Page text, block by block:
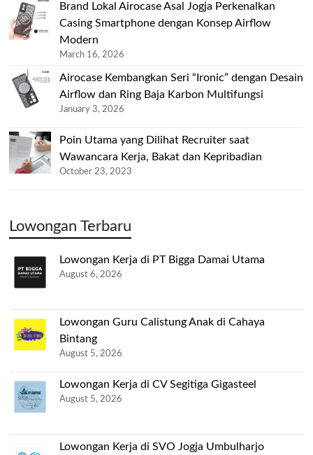
Brand Lokal Airocase Asal Jogja Perkenalkan
Casing Smartphone dengan Konsep Airflow
Modern
March 16, 2026
Airocase Kembangkan Seri “Ironic” dengan Desain
Airflow dan Ring Baja Karbon Multifungsi
January 3, 2026
Poin Utama yang Dilihat Recruiter saat
Wawancara Kerja, Bakat dan Kepribadian
October 23, 2023
Lowongan Terbaru
Lowongan Kerja di PT Bigga Damai Utama
August 6, 2026
Lowongan Guru Calistung Anak di Cahaya
Bintang
August 5, 2026
Lowongan Kerja di CV Segitiga Gigasteel
August 5, 2026
Lowongan Kerja di SVO Jogja Umbulharjo